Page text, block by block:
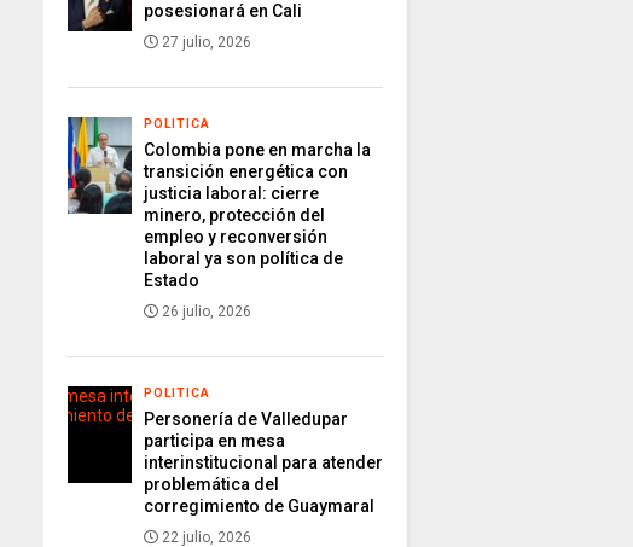
posesionará en Cali
27 julio, 2026
POLITICA
Colombia pone en marcha la
transición energética con
justicia laboral: cierre
minero, protección del
empleo y reconversión
laboral ya son política de
Estado
26 julio, 2026
POLITICA
Personería de Valledupar
participa en mesa
interinstitucional para atender
problemática del
corregimiento de Guaymaral
22 julio, 2026